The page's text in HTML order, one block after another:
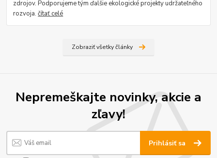
zdrojov. Podporujeme tým ďalšie ekologické projekty udržateľného
rozvoja.čítať celé
Zobraziť všetky články
Nepremeškajte novinky, akcie a
zľavy!
Prihlásiť sa